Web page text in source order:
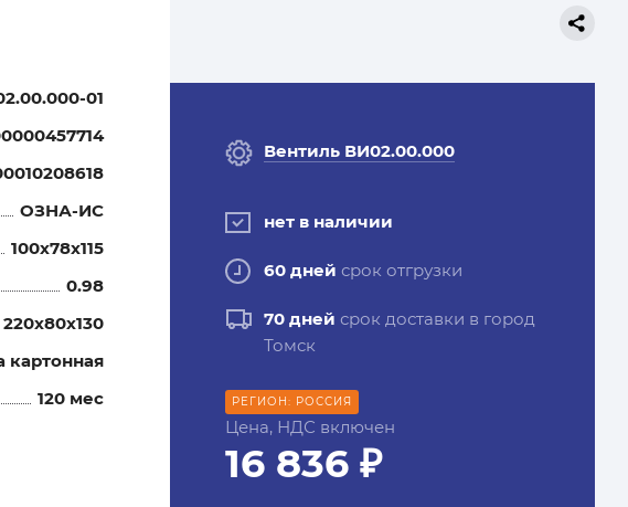
01
ОЗНА-ИС
100x78x115
0.98
220x80x130
картонная
120 мес
Вентиль ВИ02.00.000
нет в наличии
60 дней срок отгрузки
70 дней срок доставки в город
Томск
РЕГИОН: РОССИЯ
Цена, НДС включен
16 836 ₽